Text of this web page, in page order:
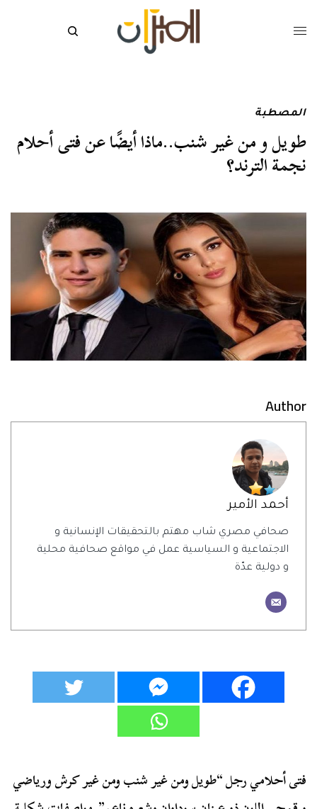
المصطبة
طويل و من غير شنب..ماذا أيضًا عن فتى أحلام
نجمة الترند؟
Author
أحمد الأمير
صحافي مصري شاب مهتم بالتحقيقات الإنسانية و
الاجتماعية و السياسية عمل في مواقع صحافية محلية
و دولية عدّة
فتى أحلامي رجل “طويل ومن غير شنب ومن غير كرش ورياضي